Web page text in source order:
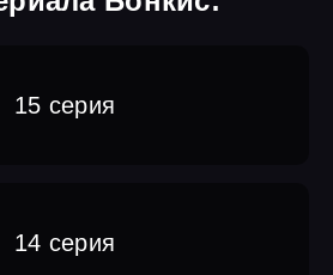
15 серия
14 серия